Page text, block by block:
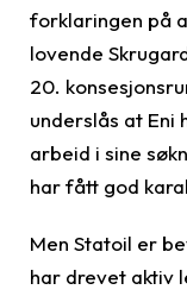
forklaringen på
lovende
20.
underslås at
arbeid i sine
har fått god
Men Statoil er
har drevet aktiv